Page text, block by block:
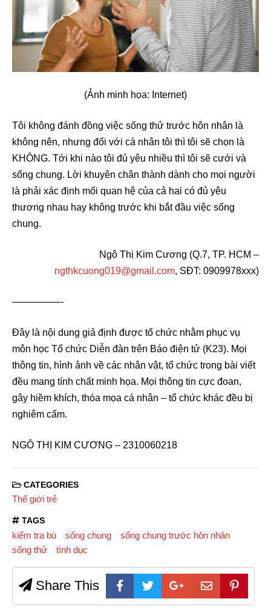
(Ảnh minh họa: Internet)
Tôi không đánh đồng việc sống thử trước hôn nhân là
không nên, nhưng đối với cá nhân tôi thì tôi sẽ chọn là
KHÔNG. Tới khi nào tôi đủ yêu nhiều thì tôi sẽ cưới và
sống chung. Lời khuyên chân thành dành cho mọi người
là phải xác định mối quan hệ của cả hai có đủ yêu
thương nhau hay không trước khi bắt đầu việc sống
chung.
Ngô Thị Kim Cương (Q.7, TP. HCM –
ngthkcuong019@gmail.com, SĐT: 0909978xxx)
—————-
Đây là nội dung giả định được tổ chức nhằm phục vụ
môn học Tổ chức Diễn đàn trên Báo điện tử (K23). Mọi
thông tin, hình ảnh về các nhân vật, tổ chức trong bài viết
đều mang tính chất minh họa. Mọi thông tin cực đoan,
gây hiềm khích, thóa mọa cá nhân – tổ chức khác đều bị
nghiêm cấm.
NGÔ THỊ KIM CƯƠNG – 2310060218
CATEGORIES
Thế giới trẻ
TAGS
kiểm tra bù sống chung
sống chung trước hôn nhân
sống thử
tình dục
Share This